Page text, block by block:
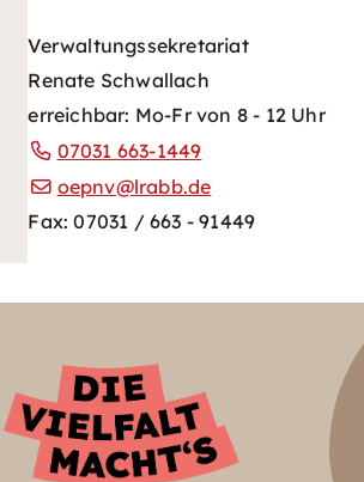
Verwaltungssekretariat
Renate Schwallach
erreichbar: Mo-Fr von 8 - 12 Uhr
07031 663-1449
oepnv@lrabb.de
Fax: 07031 / 663 - 91449